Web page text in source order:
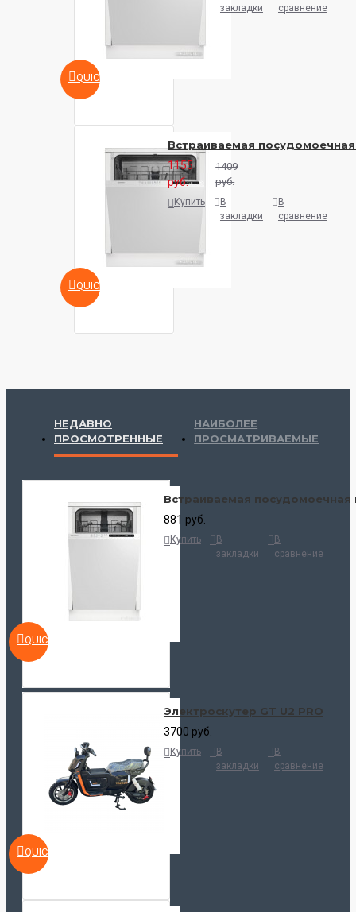
QUICKVIEW
закладки сравнение
QUICKVIEW
Встраиваемая
1155
руб.
1409
руб.
Купить
В
закладки
В
сравнение
НЕДАВНО
ПРОСМОТРЕННЫЕ
НАИБОЛЕЕ
ПРОСМАТРИВАЕМЫЕ
QUICKVIEW
Встраиваемая посудомоечная
881 руб.
Купить
В
закладки
В
сравнение
QUICKVIEW
Электроскутер GT U2 PRO
3700 руб.
Купить
В
закладки
В
сравнение